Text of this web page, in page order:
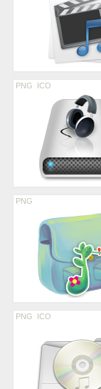
PNG ICO
PNG
PNG ICO